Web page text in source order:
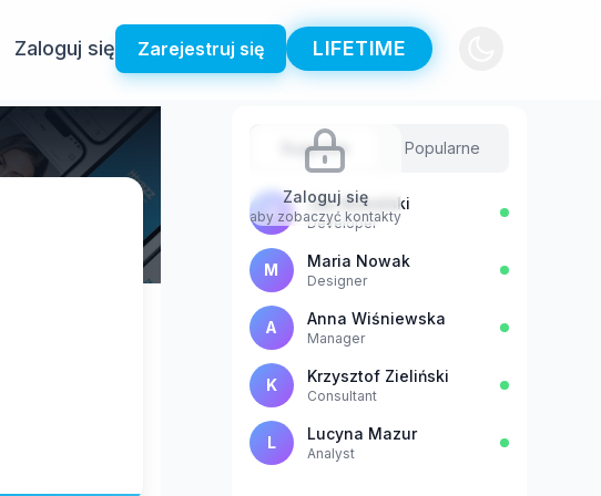
Zaloguj się Zarejestruj się LIFETIME
Zaloguj się
aby zobaczyć kontakty
Sugestie Popularne
J Jan Kowalski
Developer
M Maria Nowak
Designer
A Anna Wiśniewska
Manager
K Krzysztof Zieliński
Consultant
L Lucyna Mazur
Analyst